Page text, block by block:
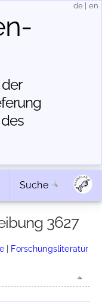
de en
Suche
3627
| Forschungsliteratur